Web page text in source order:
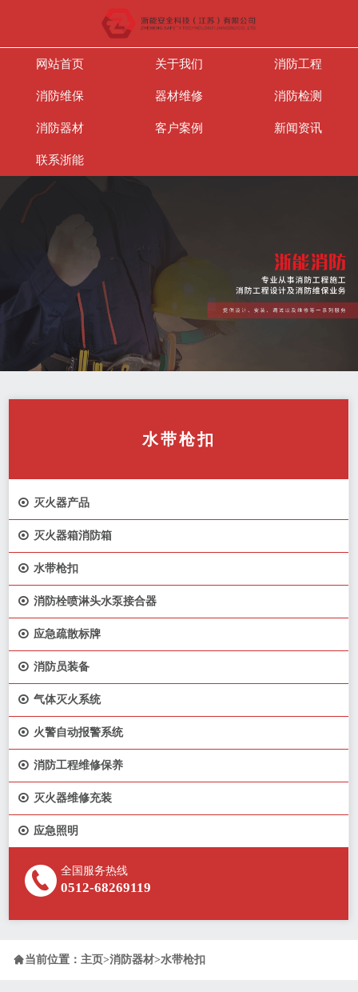
网站首页 关于我们 消防工程
消防维保 器材维修 消防检测
消防器材 客户案例 新闻资讯
联系浙能
水带枪扣
 灭火器产品
 灭火器箱消防箱
 水带枪扣
 消防栓喷淋头水泵接合器
 应急疏散标牌
 消防员装备
 气体灭火系统
 火警自动报警系统
 消防工程维修保养
 灭火器维修充装
 应急照明
全国服务热线
0512-68269119
当前位置： 主页>消防器材>水带枪扣